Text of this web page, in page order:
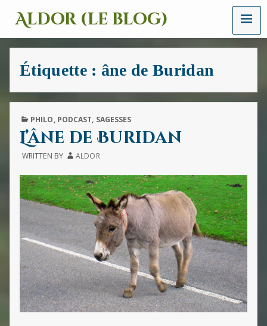
Aldor (le blog)
Un
site
avec
des
des
images
et
des
sons
MENU
Étiquette : âne de Buridan
PUBLISHED
PHILO, PODCAST, SAGESSES
L’âne de Buridan
WRITTEN BY ALDOR